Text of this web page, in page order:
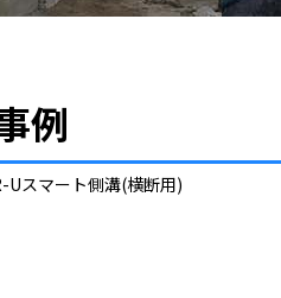
例
Uスマート側溝(横断用)